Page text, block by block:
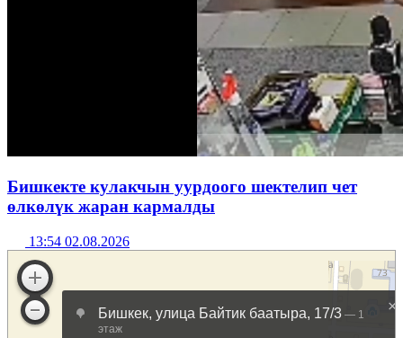
Бишкекте кулакчын уурдоого шектелип чет
өлкөлүк жаран кармалды
13:54 02.08.2026